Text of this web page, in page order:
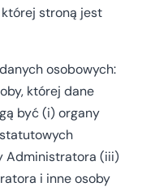
stroną jest
osobowych:
której dane
być (i) organy
Administratora (iii)
i inne osoby